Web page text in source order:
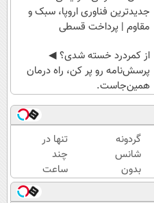
جدیدترین فناوری اروپا، سبک و
مقاوم | پرداخت قسطی
از کمردرد خسته شدی؟ ◀
پرسش‌نامه رو پر کن، راه درمان
همین‌جاست.
گردونه
شانس
بدون
پوچ از
PS5
تنها در
چند
ساعت
و با
یکبار